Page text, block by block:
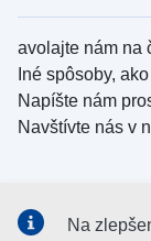
avolajte nám na
Iné spôsoby,
Napíšte nám
Navštívte nás v
Na